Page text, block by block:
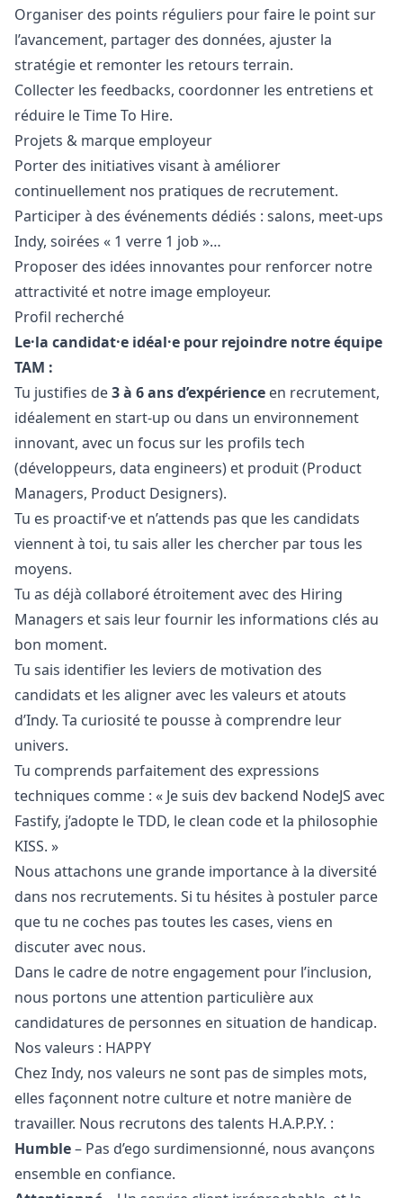
Organiser des points réguliers pour faire le point sur
l’avancement, partager des données, ajuster la
stratégie et remonter les retours terrain.
Collecter les feedbacks, coordonner les entretiens et
réduire le Time To Hire.
Projets & marque employeur
Porter des initiatives visant à améliorer
continuellement nos pratiques de recrutement.
Participer à des événements dédiés : salons, meet-ups
Indy, soirées « 1 verre 1 job »…
Proposer des idées innovantes pour renforcer notre
attractivité et notre image employeur.
Profil recherché
Le·la candidat·e idéal·e pour rejoindre notre équipe
TAM :
Tu justifies de3 à 6 ans d’expérience en recrutement,
idéalement en start-up ou dans un environnement
innovant, avec un focus sur les profils tech
(développeurs, data engineers) et produit (Product
Managers, Product Designers).
Tu es proactif·ve et n’attends pas que les candidats
viennent à toi, tu sais aller les chercher par tous les
moyens.
Tu as déjà collaboré étroitement avec des Hiring
Managers et sais leur fournir les informations clés au
bon moment.
Tu sais identifier les leviers de motivation des
candidats et les aligner avec les valeurs et atouts
d’Indy. Ta curiosité te pousse à comprendre leur
univers.
Tu comprends parfaitement des expressions
techniques comme : « Je suis dev backend NodeJS avec
Fastify, j’adopte le TDD, le clean code et la philosophie
KISS. »
Nous attachons une grande importance à la diversité
dans nos recrutements. Si tu hésites à postuler parce
que tu ne coches pas toutes les cases, viens en
discuter avec nous.
Dans le cadre de notre engagement pour l’inclusion,
nous portons une attention particulière aux
candidatures de personnes en situation de handicap.
Nos valeurs : HAPPY
Chez Indy, nos valeurs ne sont pas de simples mots,
elles façonnent notre culture et notre manière de
travailler. Nous recrutons des talents H.A.P.P.Y. :
Humble– Pas d’ego surdimensionné, nous avançons
ensemble en confiance.